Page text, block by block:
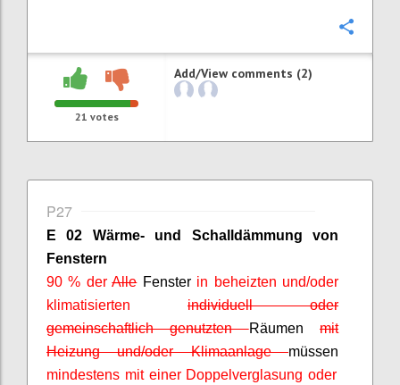
21 votes
Add/View comments (2)
P27
E 02 Wärme- und Schalldämmung von
Fenstern
90 % der AlleFenster in beheizten und/oder
klimatisierten individuell oder
gemeinschaftlich genutztenRäumenmit
Heizung und/oder Klimaanlagemüssen
mindestens mit einer Doppelverglasung oder